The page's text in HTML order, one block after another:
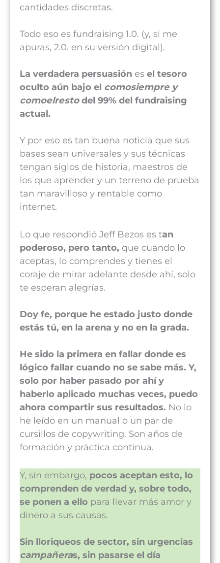
cantidades discretas.
Todo eso es fundraising 1.0. (y, si me
apuras, 2.0. en su versión digital).
La verdadera persuasión es el tesoro
oculto aún bajo el comosiempre y
comoelrestodel 99% del fundraising
actual.
Y por eso es tan buena noticia que sus
bases sean universales y sus técnicas
tengan siglos de historia, maestros de
los que aprender y un terreno de prueba
tan maravilloso y rentable como
internet.
Lo que respondió Jeff Bezos es tan
poderoso, pero tanto, que cuando lo
aceptas, lo comprendes y tienes el
coraje de mirar adelante desde ahí, solo
te esperan alegrías.
Doy fe, porque he estado justo donde
estás tú, en la arena y no en la grada.
He sido la primera en fallar donde es
lógico fallar cuando no se sabe más. Y,
solo por haber pasado por ahí y
haberlo aplicado muchas veces, puedo
ahora compartir sus resultados. No lo
he leído en un manual o un par de
cursillos de copywriting. Son años de
formación y práctica continua.
Y, sin embargo, pocos aceptan esto, lo
comprenden de verdad y, sobre todo,
se ponen a ello para llevar más amor y
dinero a sus causas.
Sin lloriqueos de sector, sin urgencias
campañeras, sin pasarse el día